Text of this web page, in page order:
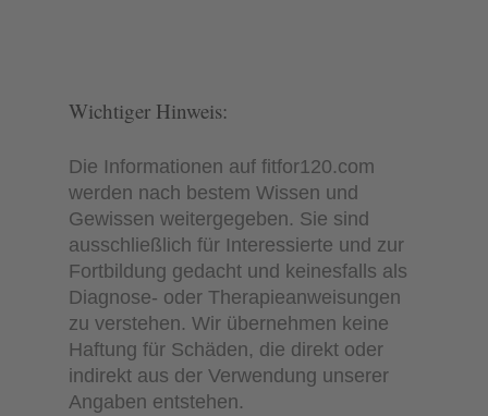
Wichtiger Hinweis:
Die Informationen auf fitfor120.com
werden nach bestem Wissen und
Gewissen weitergegeben. Sie sind
ausschließlich für Interessierte und zur
Fortbildung gedacht und keinesfalls als
Diagnose- oder Therapieanweisungen
zu verstehen. Wir übernehmen keine
Haftung für Schäden, die direkt oder
indirekt aus der Verwendung unserer
Angaben entstehen.